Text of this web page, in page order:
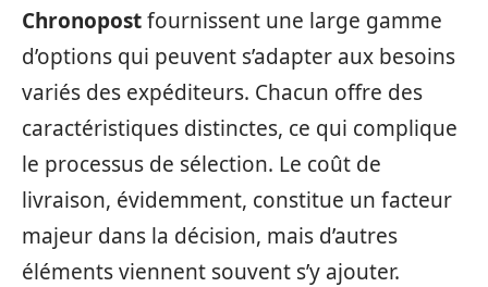
Chronopostfournissent une large gamme
d’options qui peuvent s’adapter aux besoins
variés des expéditeurs. Chacun offre des
caractéristiques distinctes, ce qui complique
le processus de sélection. Le coût de
livraison, évidemment, constitue un facteur
majeur dans la décision, mais d’autres
éléments viennent souvent s’y ajouter.